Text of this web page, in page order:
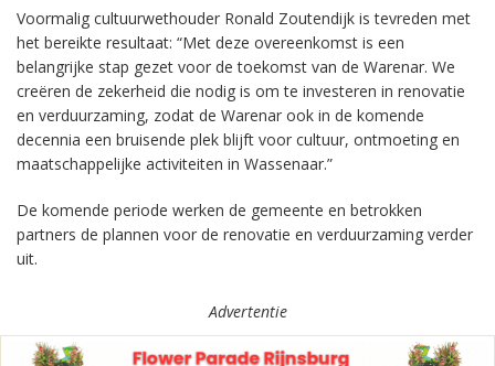
Voormalig cultuurwethouder Ronald Zoutendijk is tevreden met
het bereikte resultaat: “Met deze overeenkomst is een
belangrijke stap gezet voor de toekomst van de Warenar. We
creëren de zekerheid die nodig is om te investeren in renovatie
en verduurzaming, zodat de Warenar ook in de komende
decennia een bruisende plek blijft voor cultuur, ontmoeting en
maatschappelijke activiteiten in Wassenaar.”
De komende periode werken de gemeente en betrokken
partners de plannen voor de renovatie en verduurzaming verder
uit.
Advertentie